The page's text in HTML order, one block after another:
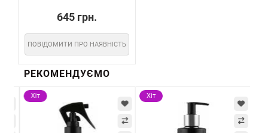
645 грн.
ПОВІДОМИТИ ПРО НАЯВНІСТЬ
РЕКОМЕНДУЄМО
Хіт Хіт